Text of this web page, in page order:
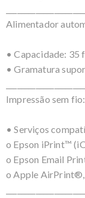
Alimentador
• Capacidade:
• Gramatura
Impressão sem fio:
• Serviços
o Epson iPrint™
o Epson Email
o Apple